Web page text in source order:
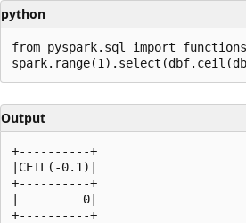
python
from pyspark.sql import
Output
+----------+
|CEIL(-0.1)|
+----------+
|         0|
+----------+